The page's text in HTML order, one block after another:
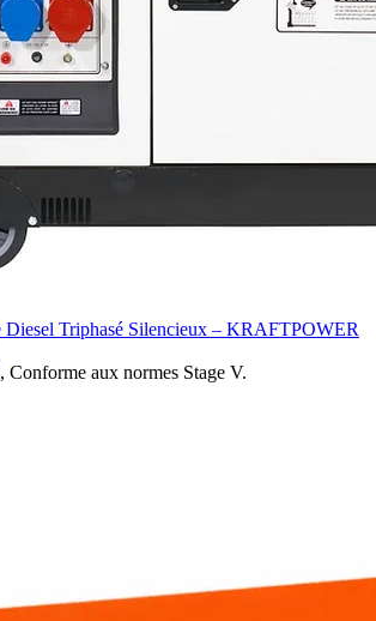
Diesel Triphasé Silencieux – KRAFTPOWER
Conforme aux normes Stage V.